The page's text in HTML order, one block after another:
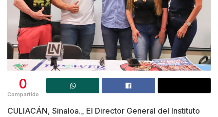
0
Compartido
CULIACÁN, Sinaloa._ El Director General del Instituto